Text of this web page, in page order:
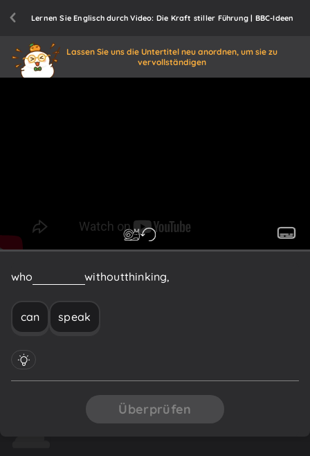
Lernen Sie Englisch durch Video: Die Kraft stiller Führung | BBC-Ideen
Lassen Sie uns die Untertitel neu anordnen, um sie zu
vervollständigen
who speakwithoutthinking,
can speak
Überprüfen